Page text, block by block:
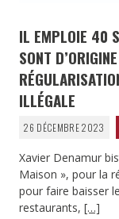
IL EMPLOIE 40
SONT
ILLÉGALE
26 DÉCEMBRE 2023
Xavier Denamur
Maison », pour la
pour faire baisser
restaurants, […]